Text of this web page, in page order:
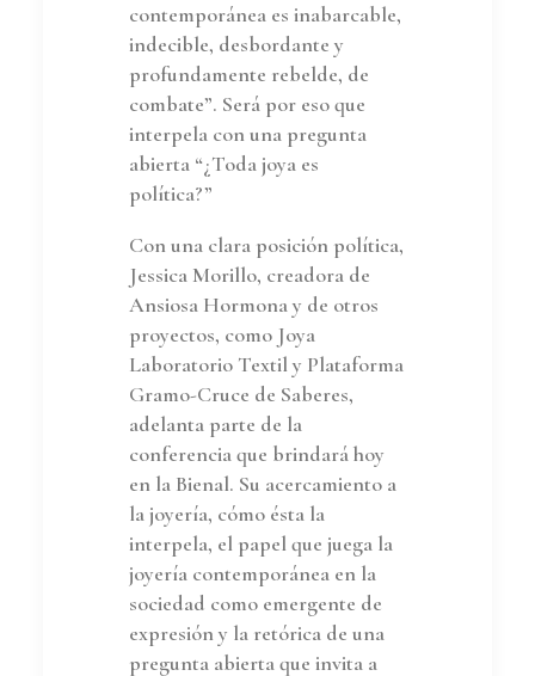
contemporánea es inabarcable,
indecible, desbordante y
profundamente rebelde, de
combate”. Será por eso que
interpela con una pregunta
abierta “¿Toda joya es
política?”
Con una clara posición política,
Jessica Morillo, creadora de
Ansiosa Hormona y de otros
proyectos, como Joya
Laboratorio Textil y Plataforma
Gramo-Cruce de Saberes,
adelanta parte de la
conferencia que brindará hoy
en la Bienal. Su acercamiento a
la joyería, cómo ésta la
interpela, el papel que juega la
joyería contemporánea en la
sociedad como emergente de
expresión y la retórica de una
pregunta abierta que invita a